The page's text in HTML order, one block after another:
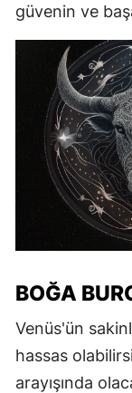
güvenin ve
BOĞA
Venüs'ün
hassas
arayışında